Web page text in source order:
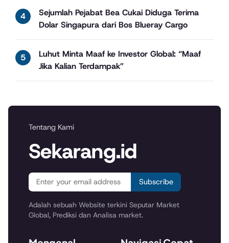
Sejumlah Pejabat Bea Cukai Diduga Terima
Dolar Singapura dari Bos Blueray Cargo
Luhut Minta Maaf ke Investor Global: “Maaf
Jika Kalian Terdampak”
Tentang Kami
Sekarang.id
Subscribe
Adalah sebuah Website terkini Seputar Market
Global, Prediksi dan Analisa market.